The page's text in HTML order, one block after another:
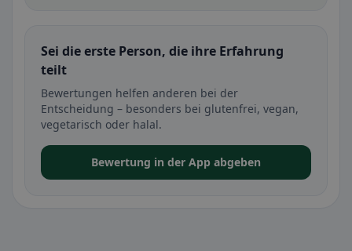
Sei die erste Person, die ihre Erfahrung
teilt
Bewertungen helfen anderen bei der
Entscheidung – besonders bei glutenfrei, vegan,
vegetarisch oder halal.
Bewertung in der App abgeben